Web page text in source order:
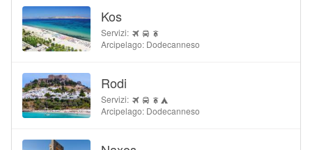
Kos
Servizi:
Arcipelago: Dodecanneso
Rodi
Servizi:
Arcipelago: Dodecanneso